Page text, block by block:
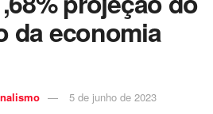
da economia
5 de junho de 2023